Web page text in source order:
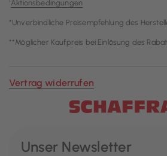
¹Aktionsbedingungen
*Unverbindliche Preisempfehlung des
**Möglicher Kaufpreis bei Einlösung des
Vertrag widerrufen
Unser Newsletter